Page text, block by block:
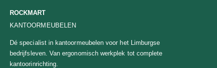
ROCKMART
KANTOORMEUBELEN
Dé specialist in kantoormeubelen voor het Limburgse
bedrijfsleven. Van ergonomisch werkplek tot complete
kantoorinrichting.